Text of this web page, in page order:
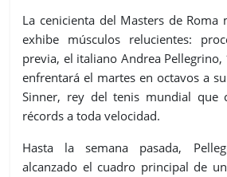
La cenicienta del Masters de
exhibe músculos relucientes:
previa, el italiano Andrea Pellegrino,
enfrentará el martes en octavos a
Sinner, rey del tenis mundial que
récords a toda velocidad.
Hasta la semana pasada,
alcanzado el cuadro principal de